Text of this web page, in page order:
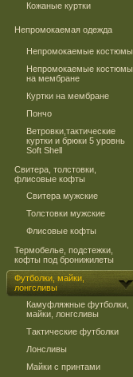
Кожаные куртки
Непромокаемая одежда
Непромокаемые костюмы
Непромокаемые костюмы
на мембране
Куртки на мембране
Пончо
Ветровки,тактические
куртки и брюки 5 уровнь
Soft Shell
Свитера, толстовки,
флисовые кофты
Свитера мужские
Толстовки мужские
Флисовые кофты
Термобелье, подстежки,
кофты под бронижилеты
Футболки, майки,
лонгсливы
Камуфляжные футболки,
майки, лонгсливы
Тактические футболки
Лонсливы
Майки с принтами